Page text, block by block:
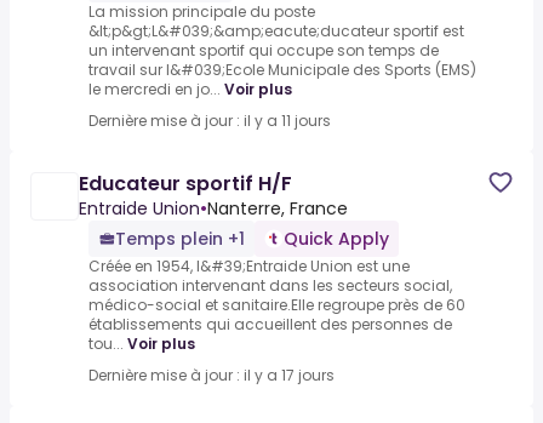
La mission principale du poste
&lt;p&gt;L&#039;&amp;eacute;ducateur sportif est
un intervenant sportif qui occupe son temps de
travail sur l&#039;Ecole Municipale des Sports (EMS)
le mercredi en jo... Voir plus
Dernière mise à jour : il y a 11 jours
Educateur sportif H/F
Entraide Union•Nanterre, France
Temps plein +1
Quick Apply
Créée en 1954, l&#39;Entraide Union est une
association intervenant dans les secteurs social,
médico-social et sanitaire.Elle regroupe près de 60
établissements qui accueillent des personnes de
tou... Voir plus
Dernière mise à jour : il y a 17 jours